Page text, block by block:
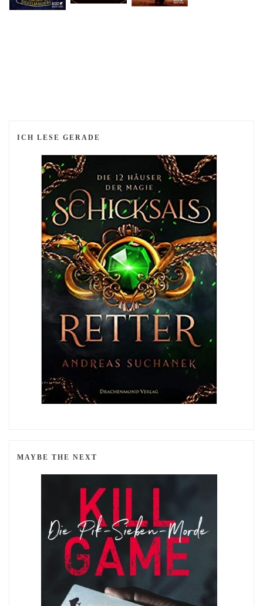
ICH LESE GERADE
MAYBE THE NEXT